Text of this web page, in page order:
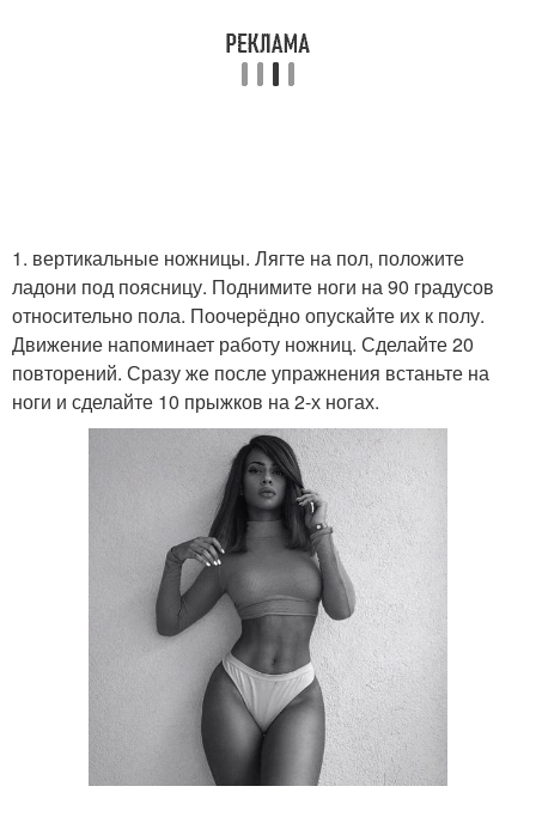
1. вертикальные ножницы. Лягте на пол, положите
ладони под поясницу. Поднимите ноги на 90 градусов
относительно пола. Поочерёдно опускайте их к полу.
Движение напоминает работу ножниц. Сделайте 20
повторений. Сразу же после упражнения встаньте на
ноги и сделайте 10 прыжков на 2-х ногах.